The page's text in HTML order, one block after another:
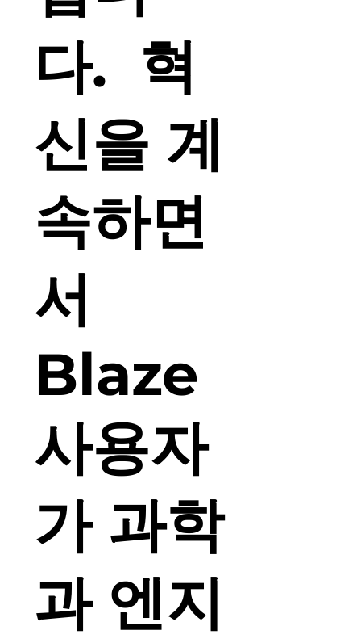
다. 혁
신을 계
속하면
서
Blaze
사용자
가 과학
과 엔지